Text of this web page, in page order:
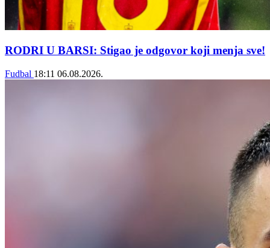
RODRI U BARSI: Stigao je odgovor koji menja sve!
Fudbal 18:11 06.08.2026.